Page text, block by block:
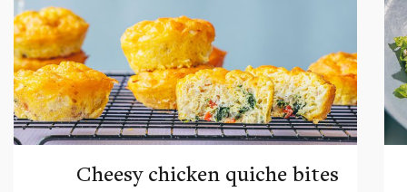
Cheesy chicken quiche bites